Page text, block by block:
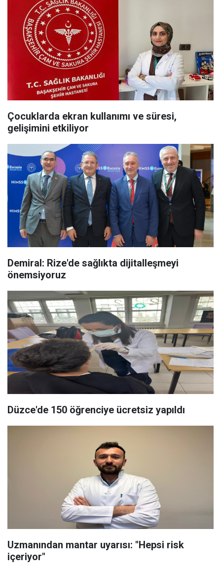
Çocuklarda ekran kullanımı ve süresi,
gelişimini etkiliyor
Demiral: Rize'de sağlıkta dijitalleşmeyi
önemsiyoruz
Düzce'de 150 öğrenciye ücretsiz yapıldı
Uzmanından mantar uyarısı: "Hepsi risk
içeriyor"